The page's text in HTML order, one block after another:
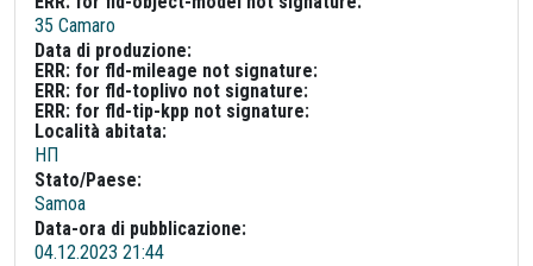
35 Camaro
Data di produzione:
ERR: for fld-mileage not signature:
ERR: for fld-toplivo not signature:
ERR: for fld-tip-kpp not signature:
Località abitata:
НП
Stato/Paese:
Samoa
Data-ora di pubblicazione:
04.12.2023 21:44